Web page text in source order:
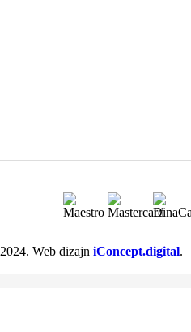
2024. Web dizajn iConcept.digital.